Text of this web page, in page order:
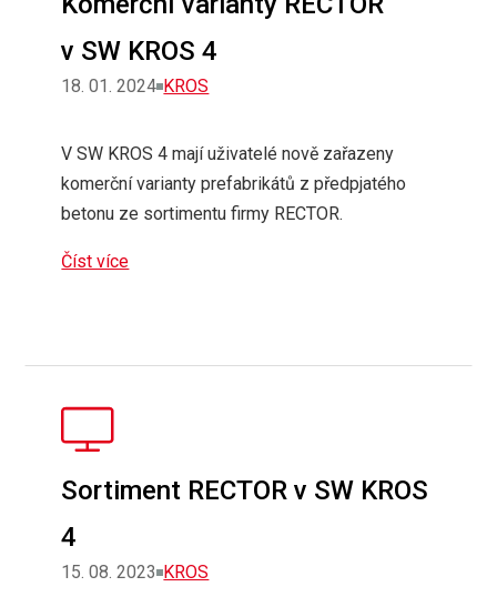
v SW KROS 4
18. 01. 2024 Rubriky
KROS
V SW KROS 4 mají uživatelé nově zařazeny
komerční varianty prefabrikátů z předpjatého
betonu ze sortimentu firmy RECTOR.
Číst více
Sortiment RECTOR v SW KROS
4
15. 08. 2023 Rubriky
KROS